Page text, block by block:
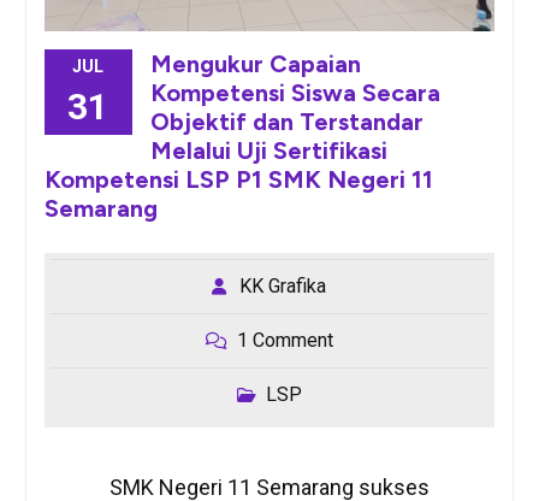
JUL
31
Mengukur Capaian
Kompetensi Siswa Secara
Objektif dan Terstandar
Melalui Uji Sertifikasi
Kompetensi LSP P1 SMK Negeri 11
Semarang
KK Grafika
1 Comment
LSP
SMK Negeri 11 Semarang sukses